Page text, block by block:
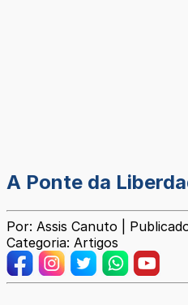
A Ponte da
Por: Assis Canuto | Publicado
Categoria: Artigos